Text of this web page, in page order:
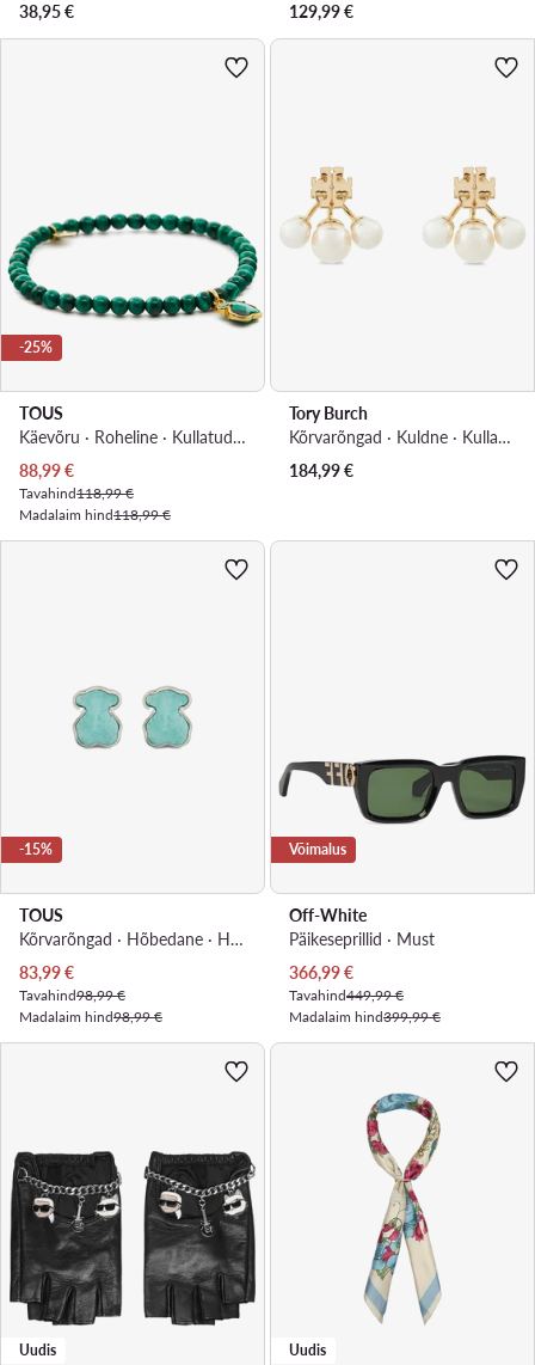
38,95€
129,99€
-25%
TOUS
Käevõru · Roheline · Kullatud hõbe
Praegune hind
88,99€
Tavahind118,99 €
Madalaim hind118,99 €
Tory Burch
Kõrvarõngad · Kuldne · Kullatud messing
184,99€
-15%
TOUS
Kõrvarõngad · Hõbedane · Hõbe 925
Praegune hind
83,99€
Tavahind98,99 €
Madalaim hind98,99 €
Võimalus
Off-White
Päikeseprillid · Must
Praegune hind
366,99€
Tavahind449,99 €
Madalaim hind399,99 €
Uudis Uudis